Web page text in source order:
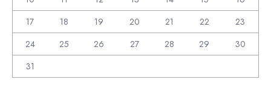
17
18 19 20 21 22
23
24
25 26 27 28 29
30
31